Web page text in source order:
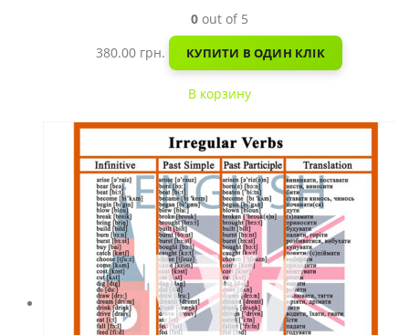
0out of 5
380.00 грн. КУПИТИ В ОДИН КЛІК
В корзину